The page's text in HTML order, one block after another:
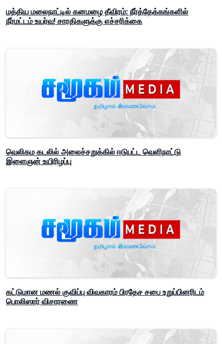
மத்திய மலைநாட்டில் கனமழை தீவிரம்: நீர்த்தேக்கங்களில்
நீர்மட்டம் உயர்வு! சாரதிகளுக்கு எச்சரிக்கை
வெலிகம கடலில் அலைச்சறுக்கில் ஈடுபட்ட வெளிநாட்டு
இளைஞன் உயிரிழப்பு
கட்டுமான மணல் குவிப்பு விவகாரம் பிரதேச சபை உறுப்பினரிடம்
பொலிஸார் விசாரணை